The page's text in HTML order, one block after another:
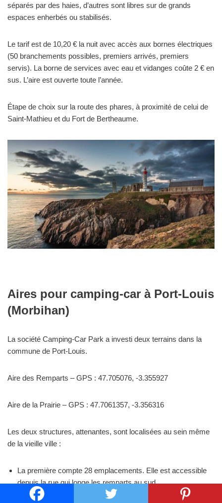
séparés par des haies, d’autres sont libres sur de grands
espaces enherbés ou stabilisés.
Le tarif est de 10,20 € la nuit avec accès aux bornes électriques
(50 branchements possibles, premiers arrivés, premiers
servis). La borne de services avec eau et vidanges coûte 2 € en
sus. L’aire est ouverte toute l’année.
Étape de choix sur la route des phares, à proximité de celui de
Saint-Mathieu et du Fort de Bertheaume.
Aires pour camping-car à Port-Louis
(Morbihan)
La société Camping-Car Park a investi deux terrains dans la
commune de Port-Louis.
Aire des Remparts – GPS : 47.705076, -3.355927
Aire de la Prairie – GPS : 47.7061357, -3.356316
Les deux structures, attenantes, sont localisées au sein même
de la vieille ville :
La première compte 28 emplacements. Elle est accessible
depuis la rue qui longe les remparts au sud.
La seconde offre 41 places. Elle se situe dans la ruelle